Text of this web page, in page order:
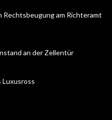
Rechtsbeugung am Richteramt
an der Zellentür
Luxusross